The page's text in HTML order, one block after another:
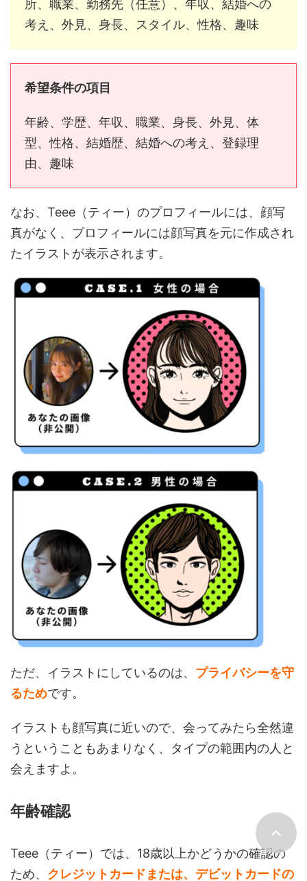
所、職業、勤務先（任意）、年収、結婚への
考え、外見、身長、スタイル、性格、趣味
希望条件の項目
年齢、学歴、年収、職業、身長、外見、体
型、性格、結婚歴、結婚への考え、登録理
由、趣味
なお、Teee（ティー）のプロフィールには、顔写
真がなく、プロフィールには顔写真を元に作成され
たイラストが表示されます。
ただ、イラストにしているのは、 プライバシーを守
るためです。
イラストも顔写真に近いので、会ってみたら全然違
うということもあまりなく、タイプの範囲内の人と
会えますよ。
年齢確認
Teee（ティー）では、18歳以上かどうかの確認の
ため、 クレジットカードまたは、デビットカードの